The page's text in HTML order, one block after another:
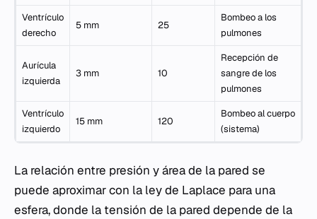
Ventrículo
derecho
5 mm 25
Bombeo a los
pulmones
Aurícula
izquierda
3 mm 10
Recepción de
sangre de los
pulmones
Ventrículo
izquierdo
15 mm 120
Bombeo al cuerpo
(sistema)
La relación entre presión y área de la pared se
puede aproximar con la ley de Laplace para una
esfera, donde la tensión de la pared depende de la